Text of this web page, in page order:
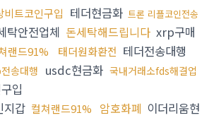
비트코인구입 테더현금화 트론 리플코인전송
탁안전업체 돈세탁해드립니다 xrp구매
랜드91% 태더원화환전 테더전송대행
송대행 usdc현금화 국내거래소fds해결업
입
지갑 컬쳐랜드91% 암호화폐 이더리움현